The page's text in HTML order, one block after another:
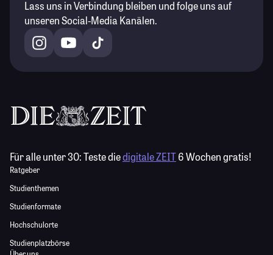
Lass uns in Verbindung bleiben und folge uns auf
unseren Social-Media Kanälen.
Für alle unter 30:Teste diedigitale ZEIT6 Wochen gratis!
Ratgeber
Studienthemen
Studienformate
Hochschulorte
Studienplatzbörse